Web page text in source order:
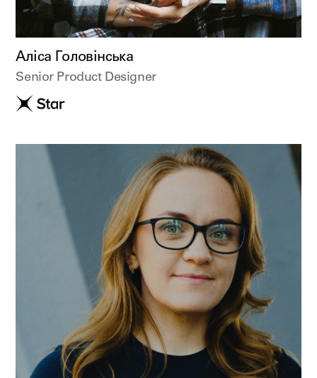
Аліса Головінська
Senior Product Designer